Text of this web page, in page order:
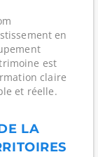
en
est
claire
et réelle.
LA